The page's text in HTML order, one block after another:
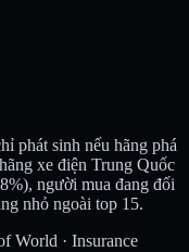
phát sinh nếu hãng phá
xe điện Trung Quốc
người mua đang đối
nhỏ ngoài top 15.
World · Insurance